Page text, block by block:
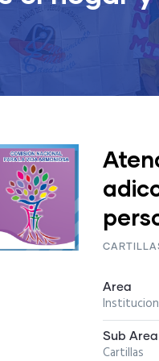
Area
Sub Area
Cartillas